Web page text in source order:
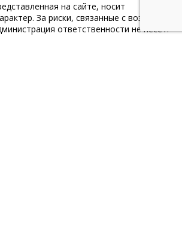
на сайте, носит
За риски, связанные с возможной
ответственности не несет.